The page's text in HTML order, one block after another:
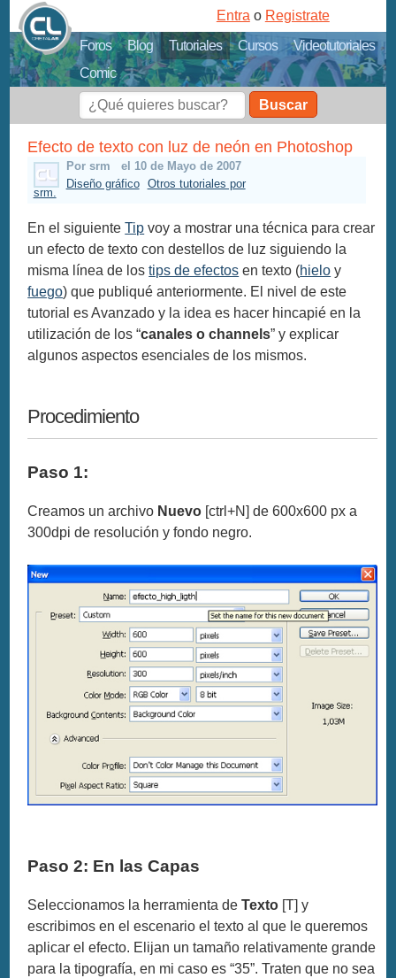
Foros Blog Tutoriales Cursos
Videotutoriales
Comic
Entra o Registrate
Buscar
Efecto de texto con luz de neón en Photoshop
Por srm
el 10 de Mayo de 2007
Diseño gráfico
Otros tutoriales por
srm.
En el siguienteTip voy a mostrar una técnica para crear
un efecto de texto con destellos de luz siguiendo la
misma línea de lostips de efectos en texto (hielo y
fuego) que publiqué anteriormente. El nivel de este
tutorial es Avanzado y la idea es hacer hincapié en la
utilización de los “canales o channels” y explicar
algunos aspectos esenciales de los mismos.
Procedimiento
Paso 1:
Creamos un archivo Nuevo [ctrl+N] de 600x600 px a
300dpi de resolución y fondo negro.
Paso 2: En las Capas
Seleccionamos la herramienta deTexto [T] y
escribimos en el escenario el texto al que le queremos
aplicar el efecto. Elijan un tamaño relativamente grande
para la tipografía, en mi caso es “35”. Traten que no sea